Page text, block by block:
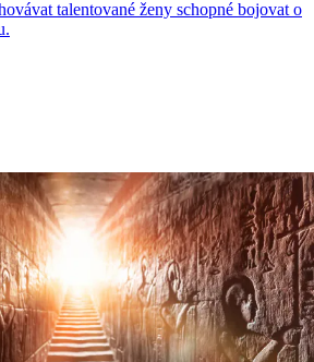
talentované ženy schopné bojovat o